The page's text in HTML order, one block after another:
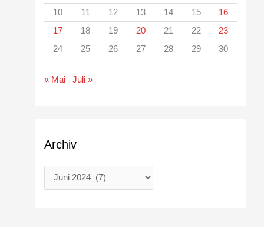
10
11 12 13 14 15
16
17
18 19 20 21 22
23
24
25 26 27 28 29 30
« Mai Juli »
Archiv